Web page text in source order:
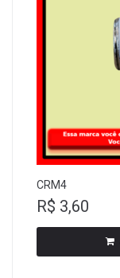
CRM4
R$ 3,60